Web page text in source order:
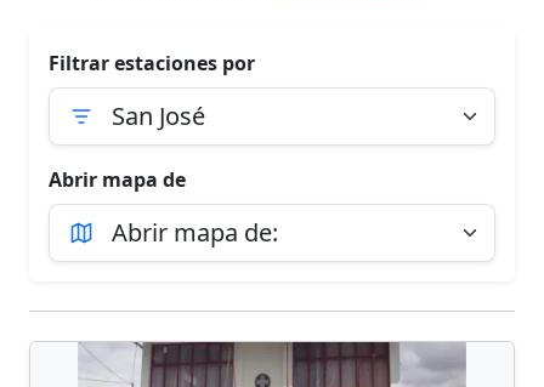
Filtrar estaciones por
Abrir mapa de